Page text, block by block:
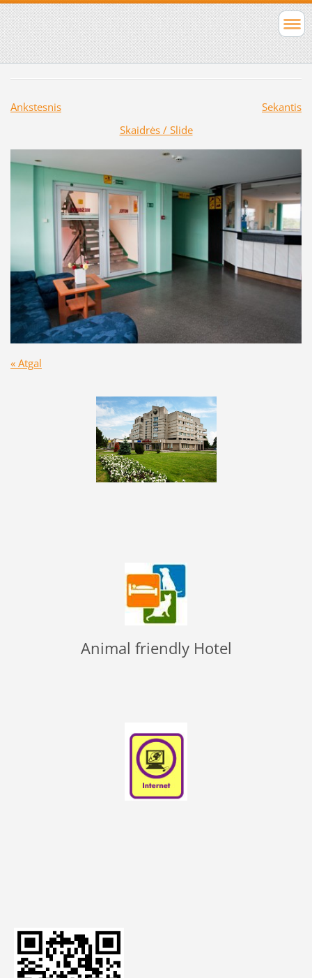
Ankstesnis
Sekantis
Skaidrės / Slide
« Atgal
Animal friendly Hotel